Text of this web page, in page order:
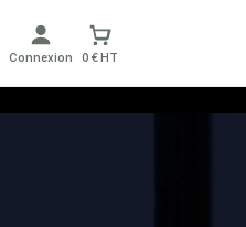
Connexion 0 € HT